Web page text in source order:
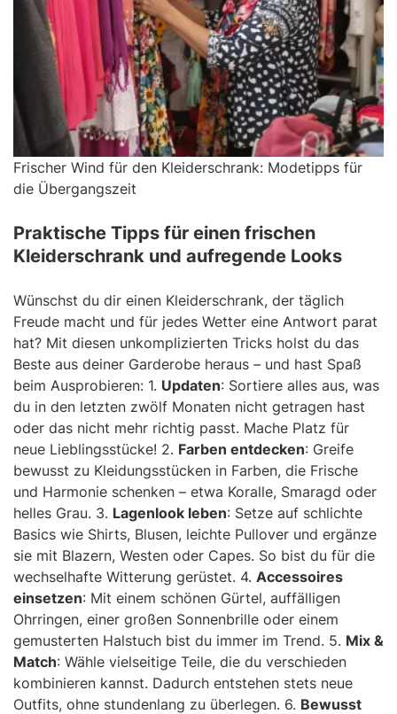
Frischer Wind für den Kleiderschrank: Modetipps für
die Übergangszeit
Praktische Tipps für einen frischen
Kleiderschrank und aufregende Looks
Wünschst du dir einen Kleiderschrank, der täglich
Freude macht und für jedes Wetter eine Antwort parat
hat? Mit diesen unkomplizierten Tricks holst du das
Beste aus deiner Garderobe heraus – und hast Spaß
beim Ausprobieren: 1. Updaten: Sortiere alles aus, was
du in den letzten zwölf Monaten nicht getragen hast
oder das nicht mehr richtig passt. Mache Platz für
neue Lieblingsstücke! 2. Farben entdecken: Greife
bewusst zu Kleidungsstücken in Farben, die Frische
und Harmonie schenken – etwa Koralle, Smaragd oder
helles Grau. 3. Lagenlook leben: Setze auf schlichte
Basics wie Shirts, Blusen, leichte Pullover und ergänze
sie mit Blazern, Westen oder Capes. So bist du für die
wechselhafte Witterung gerüstet. 4. Accessoires
einsetzen: Mit einem schönen Gürtel, auffälligen
Ohrringen, einer großen Sonnenbrille oder einem
gemusterten Halstuch bist du immer im Trend. 5. Mix &
Match: Wähle vielseitige Teile, die du verschieden
kombinieren kannst. Dadurch entstehen stets neue
Outfits, ohne stundenlang zu überlegen. 6. Bewusst